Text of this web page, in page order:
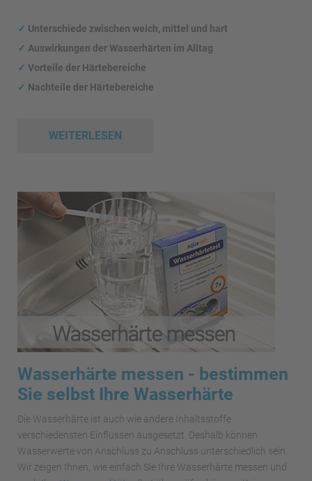
✓ Unterschiede zwischen weich, mittel und hart
✓ Auswirkungen der Wasserhärten im Alltag
✓ Vorteile der Härtebereiche
✓ Nachteile der Härtebereiche
WEITERLESEN
Wasserhärte messen - bestimmen
Sie selbst Ihre Wasserhärte
Die Wasserhärte ist auch wie andere Inhaltsstoffe
verschiedensten Einflüssen ausgesetzt. Deshalb können
Wasserwerte von Anschluss zu Anschluss unterschiedlich sein.
Wir zeigen Ihnen, wie einfach Sie Ihre Wasserhärte messen und